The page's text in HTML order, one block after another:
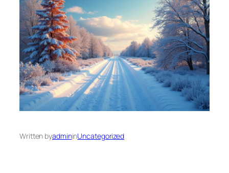
Written byadmininUncategorized